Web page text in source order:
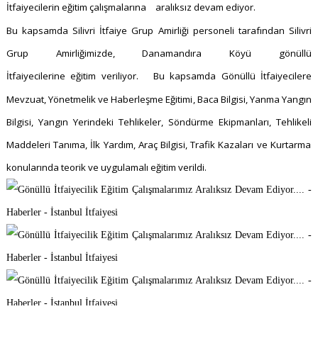
İtfaiyecilerin eğitim çalışmalarına
aralıksız devam ediyor.
Bu kapsamda Silivri İtfaiye Grup Amirliği personeli tarafından Silivri
Grup Amirliğimizde, Danamandıra Köyü gönüllü
İtfaiyecilerine eğitim veriliyor.
Bu kapsamda Gönüllü İtfaiyecilere
Mevzuat, Yönetmelik ve Haberleşme Eğitimi,Baca Bilgisi, YanmaYangın
Bilgisi, Yangın Yerindeki Tehlikeler,Söndürme Ekipmanları, Tehlikeli
Maddeleri Tanıma, İlk Yardım, Araç Bilgisi, Trafik Kazaları ve Kurtarma
konularında teorik ve uygulamalı eğitim verildi.